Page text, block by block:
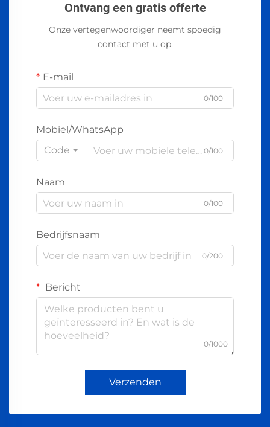
Ontvang een gratis offerte
Onze vertegenwoordiger neemt spoedig
contact met u op.
E-mail
0/100
Mobiel/WhatsApp
Code
0/100
Naam
0/100
Bedrijfsnaam
0/200
Bericht
0/1000
Verzenden